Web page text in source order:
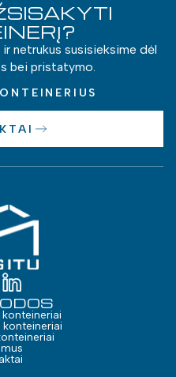
netrukus susisieksime dėl
bei pristatymo.